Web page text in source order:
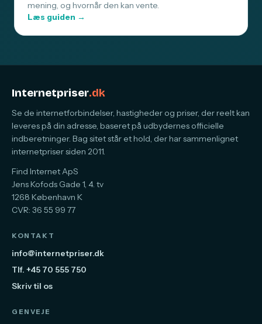
mening, og hvornår den kan vente.
Læs guiden →
Internetpriser.dk
Se de internetforbindelser, hastigheder og priser, der reelt kan
leveres på din adresse, baseret på udbydernes officielle
indberetninger. Bag sitet står et hold, der har sammenlignet
internetpriser siden 2011.
Find Internet ApS
Jens Kofods Gade 1, 4. tv
1268 København K
CVR: 36 55 99 77
KONTAKT
info@internetpriser.dk
Tlf. +45 70 555 750
Skriv til os
GENVEJE